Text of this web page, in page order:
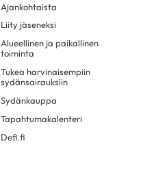
Ajankohtaista
Liity jäseneksi
Alueellinen ja paikallinen
toiminta
Tukea harvinaisempiin
sydänsairauksiin
Sydänkauppa
Tapahtumakalenteri
Defi.fi